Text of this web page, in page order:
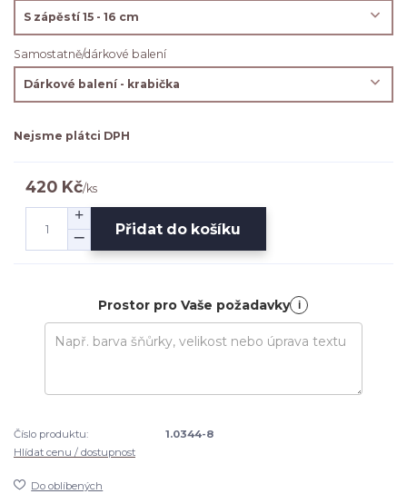
Samostatně/dárkové balení
Nejsme plátci DPH
420 Kč/ks
Přidat do košíku
Prostor pro Vaše požadavky i
Číslo produktu:
1.0344-8
Hlídat cenu / dostupnost
Do oblíbených